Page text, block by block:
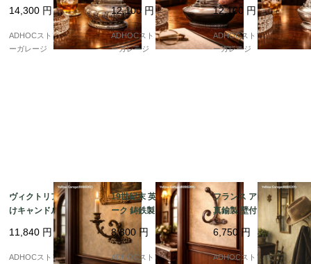
クラウン・トレードマ
ーク刻印｜装飾的ラウ
ンドフォルム｜米国製
14,300 円
ADHOCストア・イエロ
ーガレージ
卓上ライター ? MADE I
N ENGLAND／クラブ
ハウス・スタイル ?
12,100 円
ADHOCストア・イエロ
ーガレージ
11cm｜アールデコ調オ
ーバル型シルバーボデ
ィ
12,100 円
ADHOCストア・イエロ
ーガレージ
ヴィクトリアン調 壁付
けキャンドルスタンド
｜鋳鉄製・回転アーム
式（20cm）
11,840 円
ADHOCストア・イエロ
19世紀末 英仏アンティ
ーク 鋳鉄製ウォールフ
ック（帽子＆コート
用）
8,800 円
ADHOCストア・イエロ
フランス アンティーク
真鍮製 壁付けフック B
REVETE刻印 球体装飾
帽子・ガウン用（約23
cm）
6,750 円
ADHOCストア・イエロ